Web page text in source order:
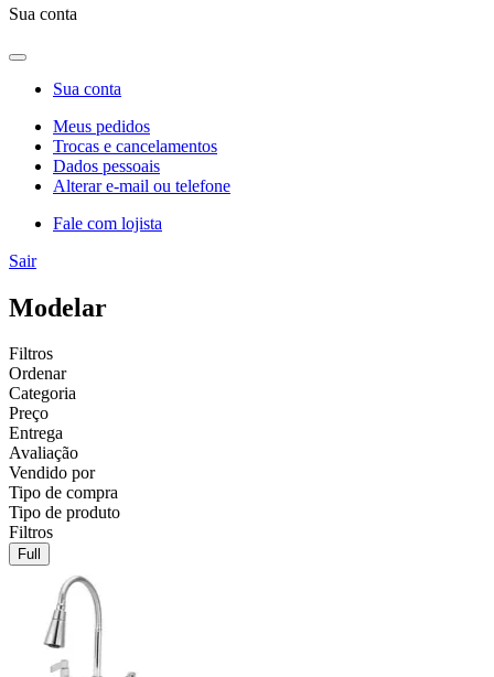
Sua conta
Sua conta
Meus pedidos
Trocas e cancelamentos
Dados pessoais
Alterar e-mail ou telefone
Fale com lojista
Sair
Modelar
Filtros
Ordenar
Categoria
Preço
Entrega
Avaliação
Vendido por
Tipo de compra
Tipo de produto
Filtros
Full